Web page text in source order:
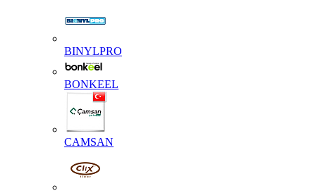
BINYLPRO
BONKEEL
CAMSAN